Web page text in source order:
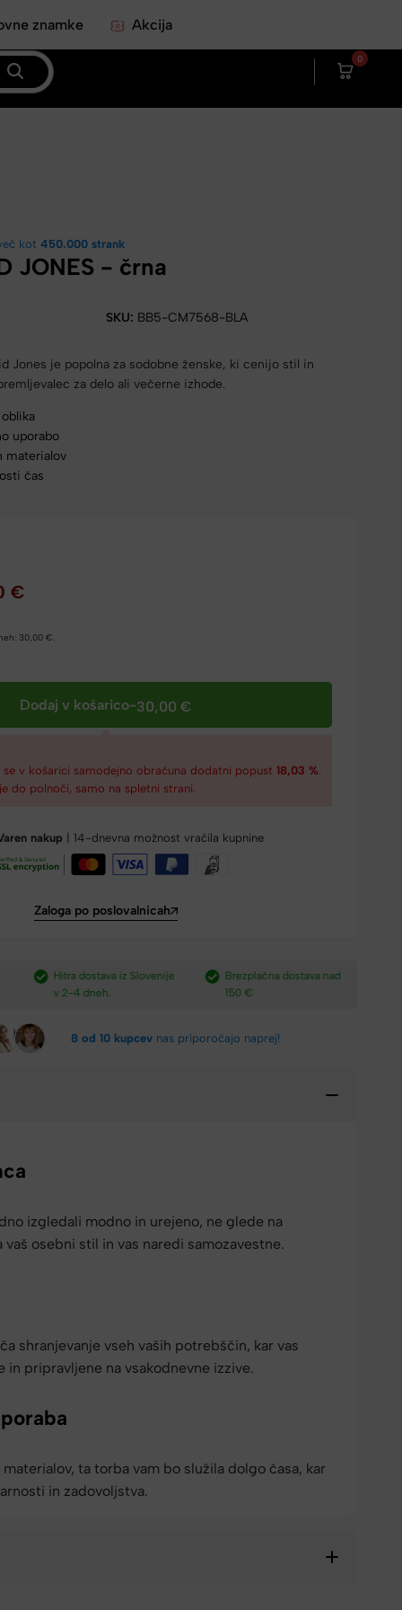
0
znamke Akcija
kot450.000 strank
JONES - črna
SKU: BB5-CM7568-BLA
Jones je popolna za sodobne ženske, ki cenijo stil in
za delo ali večerne izhode.
uporabo
materialov
čas
€
30,00€.
Dodaj v košarico-30,00€
se v košarici samodejno obračuna dodatni popust18,03 %.
do polnoči, samo na spletni strani.
nakup | 14-dnevna možnost vračila kupnine
Zaloga po poslovalnicah
Brezplačna dostava nad
150 €​
Plačilo po povzetju,
preko paypal-a in kartic.​
8 od 10 kupcevnas priporočajo naprej!
izgledali modno in urejeno, ne glede na
osebni stil in vas naredi samozavestne.
shranjevanje vseh vaših potrebščin, kar vas
in pripravljene na vsakodnevne izzive.
ta torba vam bo služila dolgo časa, kar
in zadovoljstva.